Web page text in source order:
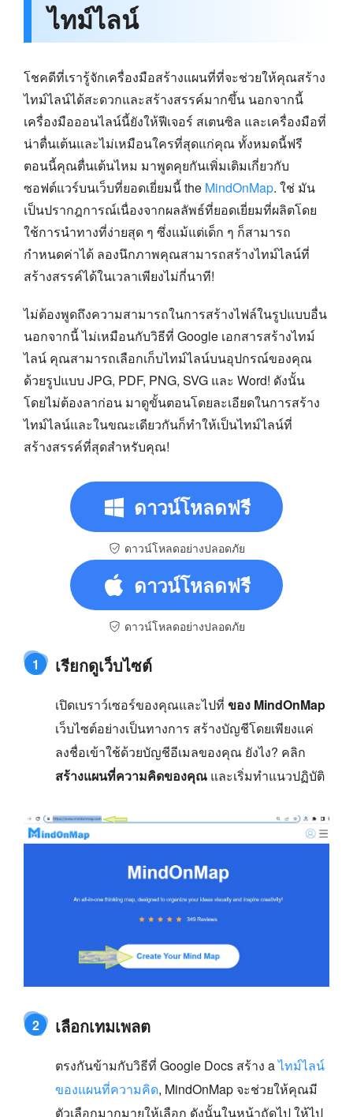
ไทม์ไลน์
โชคดีที่เรารู้จักเครื่องมือสร้างแผนที่ที่จะช่วยให้คุณสร้าง
ไทม์ไลน์ได้สะดวกและสร้างสรรค์มากขึ้น นอกจากนี้
เครื่องมือออนไลน์นี้ยังให้ฟีเจอร์ สเตนซิล และเครื่องมือที่
น่าตื่นเต้นและไม่เหมือนใครที่สุดแก่คุณ ทั้งหมดนี้ฟรี
ตอนนี้คุณตื่นเต้นไหม มาพูดคุยกันเพิ่มเติมเกี่ยวกับ
ซอฟต์แวร์บนเว็บที่ยอดเยี่ยมนี้ the MindOnMap. ใช่ มัน
เป็นปรากฎการณ์เนื่องจากผลลัพธ์ที่ยอดเยี่ยมที่ผลิตโดย
ใช้การนำทางที่ง่ายสุด ๆ ซึ่งแม้แต่เด็ก ๆ ก็สามารถ
กำหนดค่าได้ ลองนึกภาพคุณสามารถสร้างไทม์ไลน์ที่
สร้างสรรค์ได้ในเวลาเพียงไม่กี่นาที!
ไม่ต้องพูดถึงความสามารถในการสร้างไฟล์ในรูปแบบอื่น
นอกจากนี้ ไม่เหมือนกับวิธีที่ Google เอกสารสร้างไทม์
ไลน์ คุณสามารถเลือกเก็บไทม์ไลน์บนอุปกรณ์ของคุณ
ด้วยรูปแบบ JPG, PDF, PNG, SVG และ Word! ดังนั้น
โดยไม่ต้องลาก่อน มาดูขั้นตอนโดยละเอียดในการสร้าง
ไทม์ไลน์และในขณะเดียวกันก็ทำให้เป็นไทม์ไลน์ที่
สร้างสรรค์ที่สุดสำหรับคุณ!
ดาวน์โหลดฟรี
ดาวน์โหลดอย่างปลอดภัย
ดาวน์โหลดฟรี
ดาวน์โหลดอย่างปลอดภัย
1 เรียกดูเว็บไซต์
เปิดเบราว์เซอร์ของคุณและไปที่ ของ MindOnMap
เว็บไซต์อย่างเป็นทางการ สร้างบัญชีโดยเพียงแค่
ลงชื่อเข้าใช้ด้วยบัญชีอีเมลของคุณ ยังไง? คลิก
สร้างแผนที่ความคิดของคุณ และเริ่มทำแนวปฏิบัติ
2 เลือกเทมเพลต
ตรงกันข้ามกับวิธีที่ Google Docs สร้าง aไทม์ไลน์
ของแผนที่ความคิด, MindOnMap จะช่วยให้คุณมี
ตัวเลือกมากมายให้เลือก ดังนั้นในหน้าถัดไป ให้ไป